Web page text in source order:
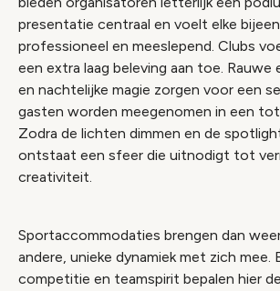
presentatie centraal en voelt elke
professioneel en meeslepend. Clubs
een extra laag beleving aan toe. Rauwe
en nachtelijke magie zorgen voor een
gasten worden meegenomen in een
Zodra de lichten dimmen en de
ontstaat een sfeer die uitnodigt tot
creativiteit.
Sportaccommodaties brengen dan
andere, unieke dynamiek met zich mee.
competitie en teamspirit bepalen hier